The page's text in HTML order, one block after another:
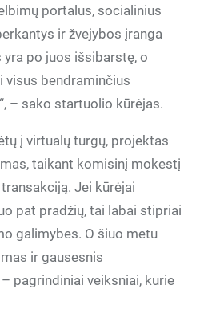
portalus, socialinius
ir žvejybos įranga
po juos išsibarstę, o
bendraminčius
– sako startuolio kūrėjas.
į virtualų turgų, projektas
taikant komisinį mokestį
Jei kūrėjai
pat pradžių, tai labai stipriai
galimybes. O šiuo metu
ir gausesnis
pagrindiniai veiksniai, kurie